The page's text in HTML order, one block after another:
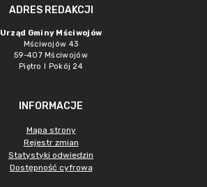
ADRES REDAKCJI
Urząd Gminy Mściwojów
Mściwojów 43
59-407 Mściwojów
Piętro I Pokój 24
INFORMACJE
Mapa strony
Rejestr zmian
Statystyki odwiedzin
Dostępność cyfrowa